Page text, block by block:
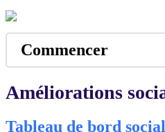
Commencer
Améliorations
Tableau de bord social